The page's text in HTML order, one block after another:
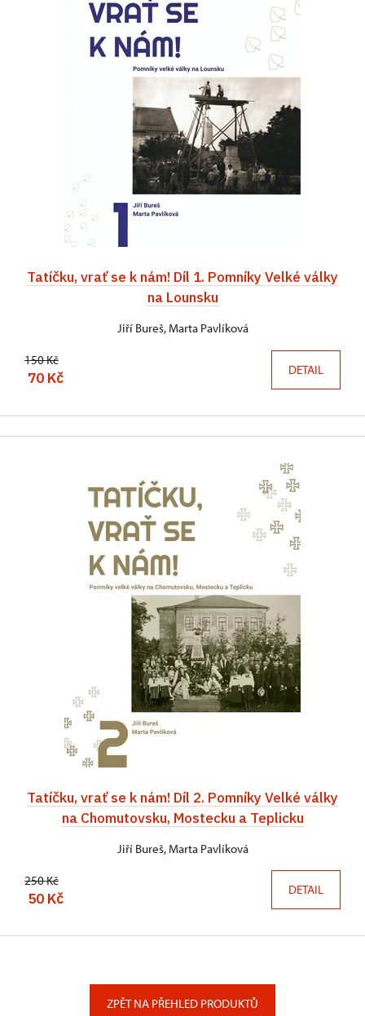
Tatíčku, vrať se k nám! Díl 1. Pomníky Velké války
na Lounsku
Jiří Bureš, Marta Pavlíková
150 Kč
70 Kč DETAIL
Tatíčku, vrať se k nám! Díl 2. Pomníky Velké války
na Chomutovsku, Mostecku a Teplicku
Jiří Bureš, Marta Pavlíková
250 Kč
50 Kč DETAIL
ZPĚT NA PŘEHLED PRODUKTŮ